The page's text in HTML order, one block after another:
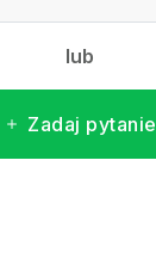
lub
Zadaj pytanie